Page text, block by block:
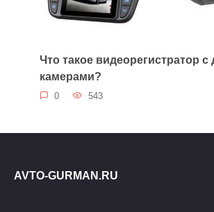
Что такое видеорегистратор с
камерами?
0 543
AVTO-GURMAN.RU